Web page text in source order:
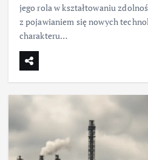
jego rola w kształtowaniu
z pojawianiem się nowych
charakteru…